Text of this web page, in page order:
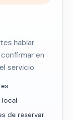
hablar
en
servicio.
de reservar